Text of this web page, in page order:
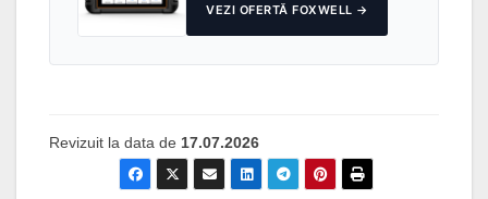
VEZI OFERTĂ FOXWELL →
Revizuit la data de 17.07.2026